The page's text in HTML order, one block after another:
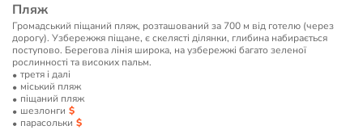
Пляж
Громадський піщаний пляж, розташований за 700 м від готелю (через
дорогу). Узбережжя піщане, є скелясті ділянки, глибина набирається
поступово. Берегова лінія широка, на узбережжі багато зеленої
рослинності та високих пальм.
третя і далі
мiський пляж
піщаний пляж
шезлонги
парасольки